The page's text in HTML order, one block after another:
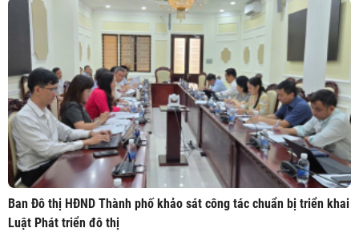
​Ban Đô thị HĐND Thành phố khảo sát công tác chuẩn bị triển khai
Luật Phát triển đô thị